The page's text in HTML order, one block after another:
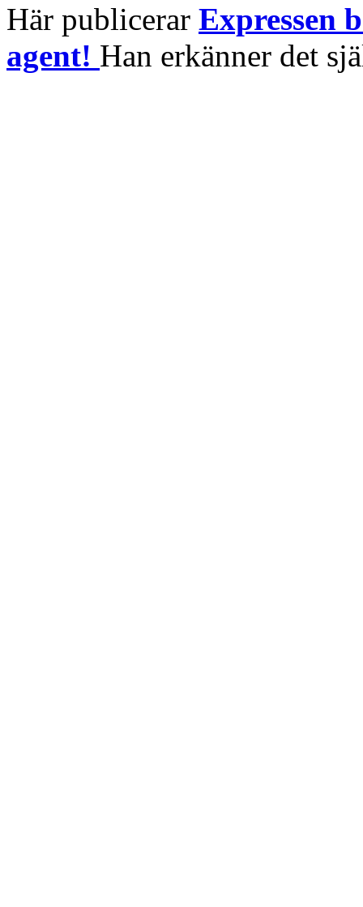
Här publicerar Expressen
agent! Han erkänner det